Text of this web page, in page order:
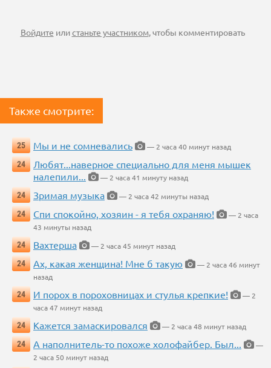
Войдите илистаньте участником, чтобы комментировать
Также смотрите:
25 Мы и не сомневались
— 2 часа 40 минут назад
24
Любят...наверное специально для меня мышек
налепили...
— 2 часа 41 минуту назад
24
Зримая музыка
— 2 часа 42 минуты назад
24
Спи спокойно, хозяин - я тебя охраняю!
— 2 часа
43 минуты назад
24
Вахтерша
— 2 часа 45 минут назад
24
Ах, какая женщина! Мне б такую
— 2 часа 46 минут
назад
24
И порох в пороховницах и стулья крепкие!
— 2
часа 47 минут назад
24
Кажется замаскировался
— 2 часа 48 минут назад
24
А наполнитель-то похоже холофайбер. Был...
—
2 часа 50 минут назад